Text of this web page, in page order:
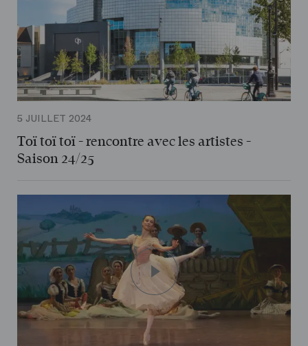
5 JUILLET 2024
Toï toï toï - rencontre avec les artistes -
Saison 24/25